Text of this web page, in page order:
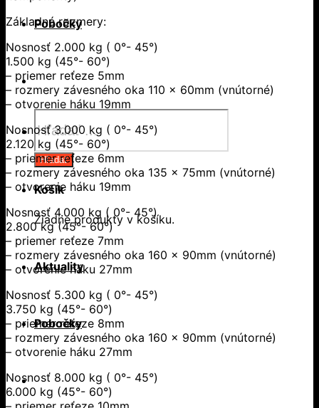
Pobočky
search
Hľadať
Košík
Žiadne produkty v košíku.
Aktuality
Pobočky
Základné rozmery:
Nosnosť 2.000 kg ( 0°- 45°)
1.500 kg (45°- 60°)
– priemer reťeze 5mm
– rozmery závesného oka 110 x 60mm (vnútorné)
– otvorenie háku 19mm
Nosnosť 3.000 kg ( 0°- 45°)
2.120 kg (45°- 60°)
– priemer reťeze 6mm
– rozmery závesného oka 135 x 75mm (vnútorné)
– otvorenie háku 19mm
Nosnosť 4.000 kg ( 0°- 45°)
2.800 kg (45°- 60°)
– priemer reťeze 7mm
– rozmery závesného oka 160 x 90mm (vnútorné)
– otvorenie háku 27mm
Nosnosť 5.300 kg ( 0°- 45°)
3.750 kg (45°- 60°)
– priemer reťeze 8mm
– rozmery závesného oka 160 x 90mm (vnútorné)
– otvorenie háku 27mm
Nosnosť 8.000 kg ( 0°- 45°)
6.000 kg (45°- 60°)